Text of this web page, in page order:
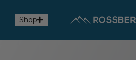
Shop